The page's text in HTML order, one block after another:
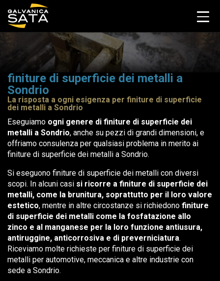
finiture di superficie dei metalli a
Sondrio
La risposta a ogni esigenza per finiture di superficie
dei metalli a Sondrio
Eseguiamo ogni genere di finiture di superficie dei
metalli a Sondrio, anche su pezzi di grandi dimensioni, e
offriamo consulenza per qualsiasi problema in merito ai
finiture di superficie dei metalli a Sondrio.
Si eseguono finiture di superficie dei metalli con diversi
scopi. In alcuni casi si ricorre a finiture di superficie dei
metalli, come la brunitura, soprattutto per il loro valore
estetico, mentre in altre circostanze si richiedono finiture
di superficie dei metalli come la fosfatazione allo
zinco e al manganese per la loro funzione antiusura,
antiruggine, anticorrosiva e di preverniciatura.
Riceviamo molte richieste per finiture di superficie dei
metalli per automotive, meccanica e altre industrie con
sede a Sondrio.